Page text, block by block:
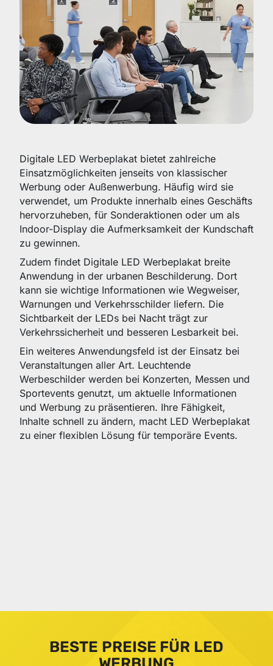
Digitale LED Werbeplakat bietet zahlreiche
Einsatzmöglichkeiten jenseits von klassischer
Werbung oder Außenwerbung. Häufig wird sie
verwendet, um Produkte innerhalb eines Geschäfts
hervorzuheben, für Sonderaktionen oder um als
Indoor-Display die Aufmerksamkeit der Kundschaft
zu gewinnen.
Zudem findet Digitale LED Werbeplakat breite
Anwendung in der urbanen Beschilderung. Dort
kann sie wichtige Informationen wie Wegweiser,
Warnungen und Verkehrsschilder liefern. Die
Sichtbarkeit der LEDs bei Nacht trägt zur
Verkehrssicherheit und besseren Lesbarkeit bei.
Ein weiteres Anwendungsfeld ist der Einsatz bei
Veranstaltungen aller Art. Leuchtende
Werbeschilder werden bei Konzerten, Messen und
Sportevents genutzt, um aktuelle Informationen
und Werbung zu präsentieren. Ihre Fähigkeit,
Inhalte schnell zu ändern, macht LED Werbeplakat
zu einer flexiblen Lösung für temporäre Events.
BESTE PREISE FÜR LED